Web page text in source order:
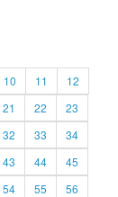
10 11
12
21 22
23
32 33
34
43 44
45
54 55
56